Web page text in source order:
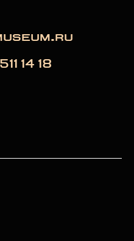
14 18